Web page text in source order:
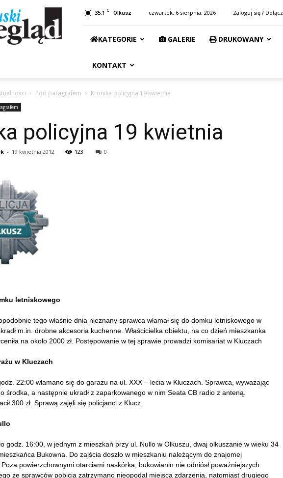
35.1 C Olkusz czwartek, 6 sierpnia, 2026 Zaloguj się / Dołącz
KATEGORIE GALERIE DRUKOWANY
KONTAKT
Pod paragrafem Kronika policyjna 19 kwietnia
policyjna 19 kwietnia
- 19 kwietnia 2012 123 0
letniskowego
tego właśnie dnia nieznany sprawca włamał się do domku letniskowego w
m.in. drobne akcesoria kuchenne. Właścicielka obiektu, na co dzień mieszkanka
na około 2000 zł. Postępowanie w tej sprawie prowadzi komisariat w Kluczach
w Kluczach
22:00 włamano się do garażu na ul. XXX – lecia w Kluczach. Sprawca, wyważając
środka, a następnie ukradł z zaparkowanego w nim Seata CB radio z anteną.
300 zł. Sprawą zajęli się policjanci z Klucz.
godz. 16:00, w jednym z mieszkań przy ul. Nullo w Olkuszu, dwaj olkuszanie w wieku 34
Bukowna. Do zajścia doszło w mieszkaniu należącym do znajomej
powierzchownymi otarciami naskórka, bukowianin nie odniósł poważniejszych
ze sprawców pobicia zatrzymano nieopodal miejsca zdarzenia, natomiast drugiego